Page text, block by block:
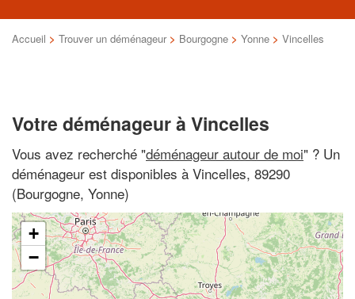
Accueil > Trouver un déménageur > Bourgogne > Yonne > Vincelles
Votre déménageur à Vincelles
Vous avez recherché "déménageur autour de moi" ? Un
déménageur est disponibles à Vincelles, 89290
(Bourgogne, Yonne)
+
−